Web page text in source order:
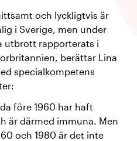
och lyckligtvis är
i Sverige, men under
utbrott rapporterats i
berättar Lina
specialkompetens
före 1960 har haft
är därmed immuna. Men
och 1980 är det inte